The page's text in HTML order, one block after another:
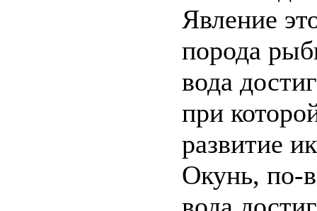
Явление
порода
вода
при
развитие
Окунь, по-